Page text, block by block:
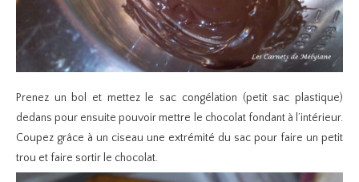
Prenez un bol et mettez le sac congélation (petit sac plastique)
dedans pour ensuite pouvoir mettre le chocolat fondant à l’intérieur.
Coupez grâce à un ciseau une extrémité du sac pour faire un petit
trou et faire sortir le chocolat.